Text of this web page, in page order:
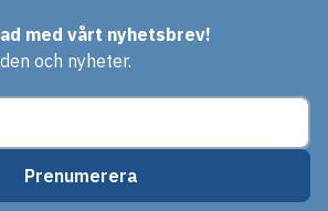
med vårt nyhetsbrev!
och nyheter.
Prenumerera